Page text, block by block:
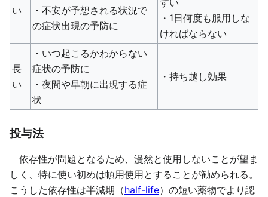
い
・不安が予想される状況で
の症状出現の予防に
すい
・1日何度も服用しな
ければならない
長
い
・いつ起こるかわからない
症状の予防に
・夜間や早朝に出現する症
状
・持ち越し効果
投与法
依存性が問題となるため、漫然と使用しないことが望ま
しく、特に使い初めは頓用使用とすることが勧められる。
こうした依存性は半減期（half-life）の短い薬物でより認